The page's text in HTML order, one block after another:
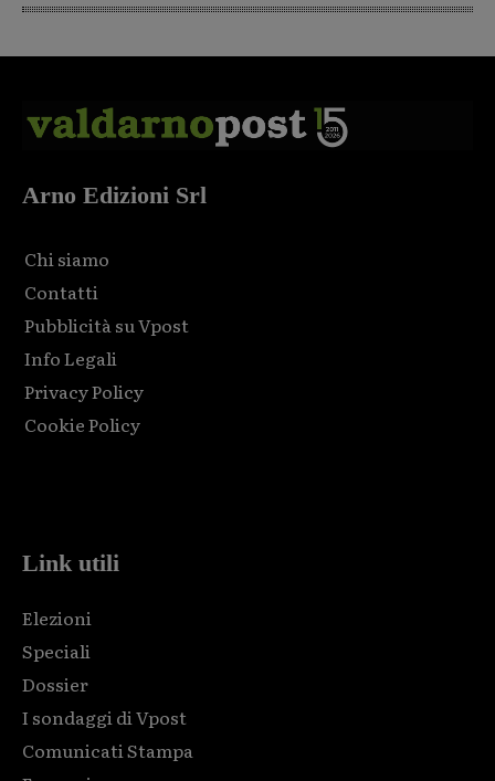
Arno Edizioni Srl
Chi siamo
Contatti
Pubblicità su Vpost
Info Legali
Privacy Policy
Cookie Policy
Link utili
Elezioni
Speciali
Dossier
I sondaggi di Vpost
Comunicati Stampa